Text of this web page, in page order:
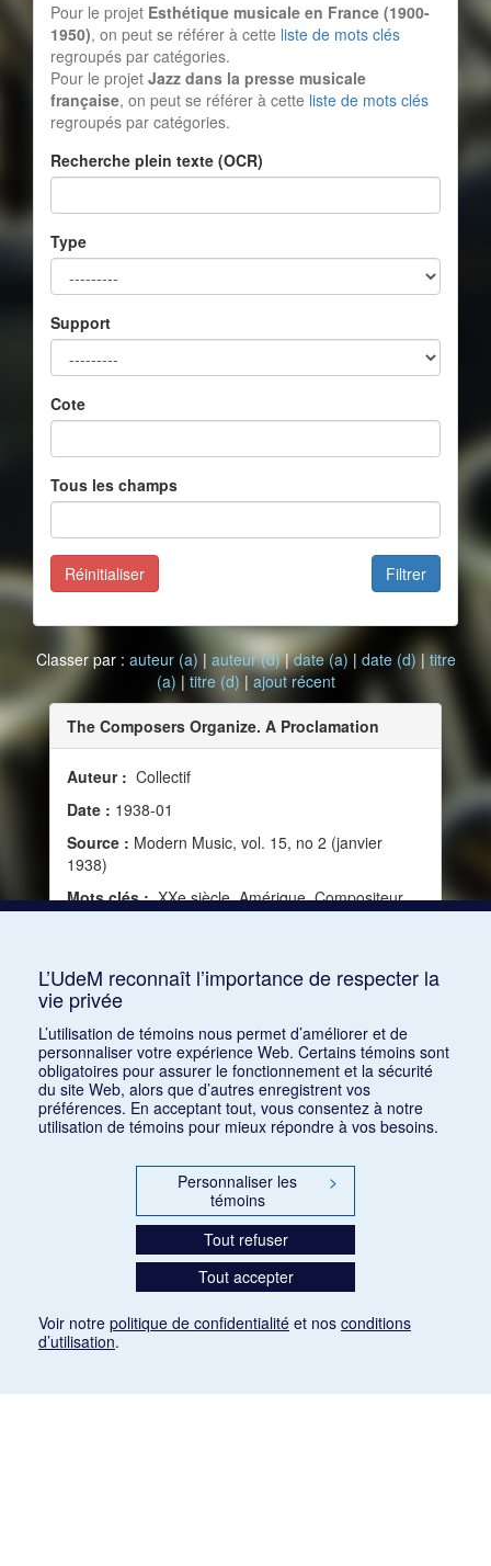
Pour le projet Esthétique musicale en France (1900-
1950), on peut se référer à cette liste de mots clés
regroupés par catégories.
Pour le projet Jazz dans la presse musicale
française, on peut se référer à cette liste de mots clés
regroupés par catégories.
Recherche plein texte (OCR)
Type
Support
Cote
Tous les champs
Filtrer
Réinitialiser
Classer par : auteur (a) | auteur (d)|date (a) | date (d) | titre
(a) | titre (d) | ajout récent
The Composers Organize. A Proclamation
Auteur : Collectif
Date : 1938-01
Source : Modern Music, vol. 15, no 2 (janvier
1938)
Mots clés :XXe siècle, Amérique, Compositeur,
L’UdeM reconnaît l’importance de respecter la
vie privée
L’utilisation de témoins nous permet d’améliorer et de
personnaliser votre expérience Web. Certains témoins sont
obligatoires pour assurer le fonctionnement et la sécurité
du site Web, alors que d’autres enregistrent vos
préférences. En acceptant tout, vous consentez à notre
utilisation de témoins pour mieux répondre à vos besoins.
Personnaliser les
témoins
>
Tout refuser
Tout accepter
Voir notre politique de confidentialité et nos conditions
d’utilisation.